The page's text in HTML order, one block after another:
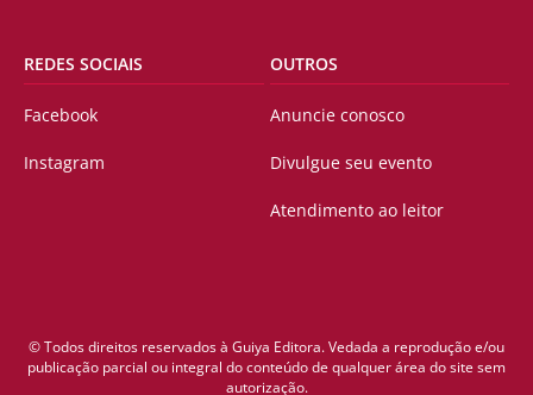
REDES SOCIAIS
Facebook
Instagram
OUTROS
Anuncie conosco
Divulgue seu evento
Atendimento ao leitor
© Todos direitos reservados à Guiya Editora. Vedada a reprodução e/ou
publicação parcial ou integral do conteúdo de qualquer área do site sem
autorização.